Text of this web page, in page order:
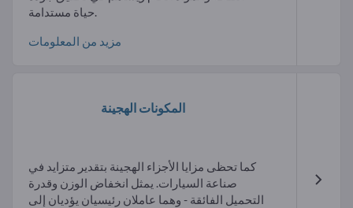
حياة مستدامة.
مزيد من المعلومات
المكونات الهجينة
كما تحظى مزايا الأجزاء الهجينة بتقدير متزايد في
صناعة السيارات. يمثل انخفاض الوزن وقدرة
التحميل الفائقة - وهما عاملان رئيسيان يؤديان إلى